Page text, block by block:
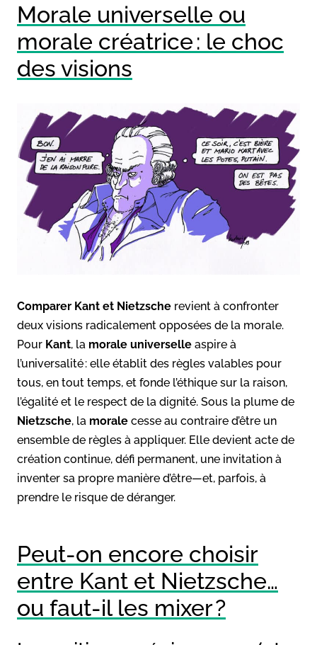
Morale universelle ou
morale créatrice : le choc
des visions
Comparer Kant et Nietzsche revient à confronter
deux visions radicalement opposées de la morale.
Pour Kant, la morale universelle aspire à
l’universalité : elle établit des règles valables pour
tous, en tout temps, et fonde l’éthique sur la raison,
l’égalité et le respect de la dignité. Sous la plume de
Nietzsche, la morale cesse au contraire d’être un
ensemble de règles à appliquer. Elle devient acte de
création continue, défi permanent, une invitation à
inventer sa propre manière d’être—et, parfois, à
prendre le risque de déranger.
Peut-on encore choisir
entre Kant et Nietzsche…
ou faut-il les mixer ?